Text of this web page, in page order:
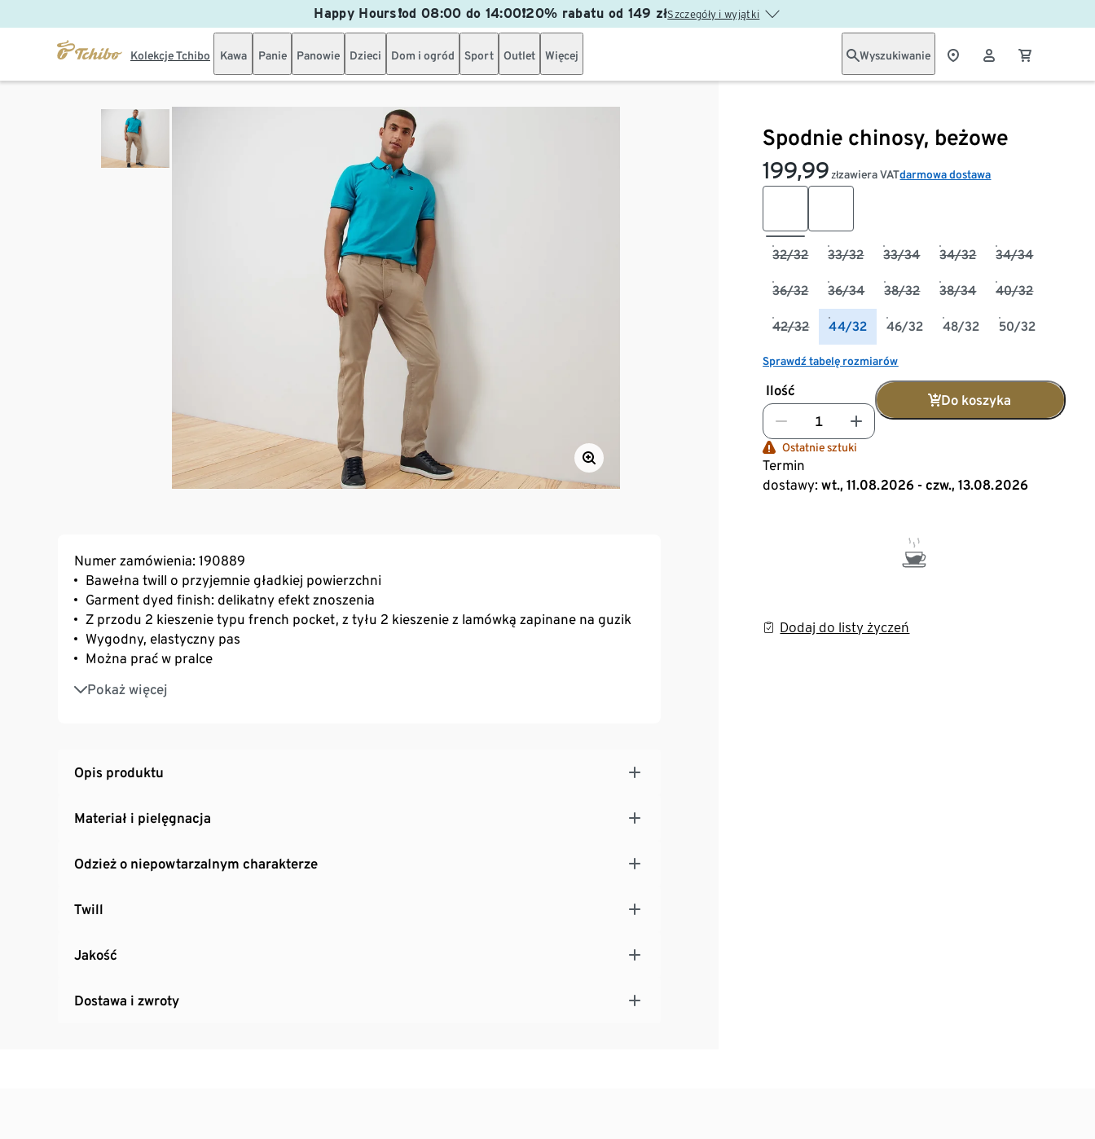
Happy Hours❗od 08:00 do 14:00❗20% rabatu od 149 złSzczegóły i wyjątki
Kolekcje Tchibo Kawa Panie Panowie Dzieci Dom i ogród Sport Outlet Więcej Wyszukiwanie
Spodnie chinosy, beżowe
199,99 złzawiera VATdarmowa dostawa
32/32 33/32 33/34 34/32 34/34
36/32 36/34 38/32 38/34 40/32
42/32 44/32 46/32 48/32 50/32
Sprawdź tabelę rozmiarów
Ilość
Do koszyka
Ostatnie sztuki
Termin
dostawy: wt., 11.08.2026 - czw., 13.08.2026
Dodaj do listy życzeń
Numer zamówienia: 190889
Bawełna twill o przyjemnie gładkiej powierzchni
Garment dyed finish: delikatny efekt znoszenia
Z przodu 2 kieszenie typu french pocket, z tyłu 2 kieszenie z lamówką zapinane na guzik
Wygodny, elastyczny pas
Można prać w pralce
Pokaż więcej
Z zawartością markowego elastanu: odporne na deformacje, doskonale leżą, zapewniają
wysoki komfort noszenia
Opis produktu
Materiał i pielęgnacja
Odzież o niepowtarzalnym charakterze
Twill
Jakość
Dostawa i zwroty